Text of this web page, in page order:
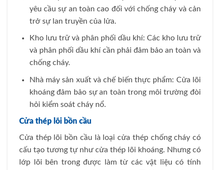
yêu cầu sự an toàn cao đối với chống cháy và cản
trở sự lan truyền của lửa.
Kho lưu trữ và phân phối dầu khí: Các kho lưu trữ
và phân phối dầu khí cần phải đảm bảo an toàn và
chống cháy.
Nhà máy sản xuất và chế biến thực phẩm: Cửa lõi
khoáng đảm bảo sự an toàn trong môi trường đòi
hỏi kiểm soát cháy nổ.
Cửa thép lõi bồn cầu
Cửa thép lõi bồn cầu là loại cửa thép chống cháy có
cấu tạo tương tự như cửa thép lõi khoáng. Nhưng có
lớp lõi bên trong được làm từ các vật liệu có tính